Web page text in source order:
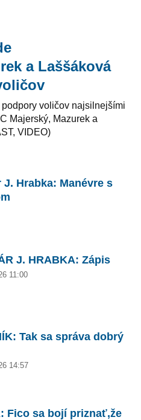
a Laššáková
voličov najsilnejšími
Majerský, Mazurek a
VIDEO)
J. Hrabka: Manévre s
J. HRABKA: Zápis
11:00
Tak sa správa dobrý
14:57
Fico sa bojí priznať,že